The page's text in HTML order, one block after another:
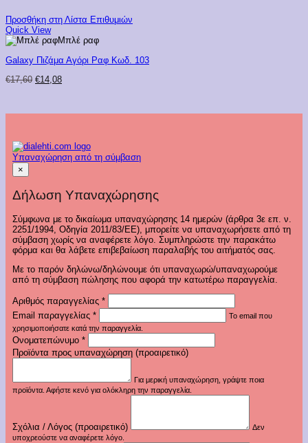
Προσθήκη στη Λίστα Επιθυμιών
Quick View
Μπλέ ραφ
Galaxy Πιζάμα Αγόρι Ραφ Κωδ. 103
€17,60 Original
€14,08Η
Υπαναχώρηση από τη σύμβαση
×
Δήλωση Υπαναχώρησης
Σύμφωνα με το δικαίωμα υπαναχώρησης 14 ημερών (άρθρα 3ε επ. ν.
2251/1994, Οδηγία 2011/83/ΕΕ), μπορείτε να υπαναχωρήσετε από τη
σύμβαση χωρίς να αναφέρετε λόγο. Συμπληρώστε την παρακάτω
φόρμα και θα λάβετε επιβεβαίωση παραλαβής του αιτήματός σας.
Με το παρόν δηλώνω/δηλώνουμε ότι υπαναχωρώ/υπαναχωρούμε
από τη σύμβαση πώλησης που αφορά την κατωτέρω παραγγελία.
Αριθμός παραγγελίας *
Email παραγγελίας *
Το email που
χρησιμοποιήσατε κατά την παραγγελία.
Ονοματεπώνυμο *
Προϊόντα προς υπαναχώρηση (προαιρετικό)
Για μερική υπαναχώρηση, γράψτε ποια
προϊόντα. Αφήστε κενό για ολόκληρη την παραγγελία.
Σχόλια / Λόγος (προαιρετικό)
Δεν
υποχρεούστε να αναφέρετε λόγο.